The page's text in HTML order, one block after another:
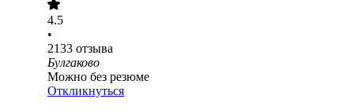
4.5
•
2133 отзыва
Булгаково
Можно без резюме
Откликнуться